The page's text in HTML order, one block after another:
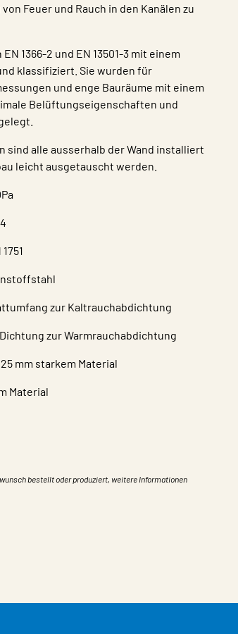
Feuer und Rauch in den Kanälen zu
1366-2 und EN 13501-3 mit einem
klassifiziert. Sie wurden für
und enge Bauräume mit einem
Belüftungseigenschaften und
sind alle ausserhalb der Wand installiert
leicht ausgetauscht werden.
zur Kaltrauchabdichtung
zur Warmrauchabdichtung
mm starkem Material
Material​​
bestellt oder produziert, weitere Informationen